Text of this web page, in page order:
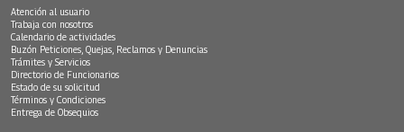
Atención al usuario
Trabaja con nosotros
Calendario de actividades
Buzón Peticiones, Quejas, Reclamos y Denuncias
Trámites y Servicios
Directorio de Funcionarios
Estado de su solicitud
Términos y Condiciones
Entrega de Obsequios